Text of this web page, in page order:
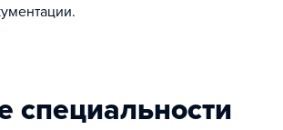
специальности